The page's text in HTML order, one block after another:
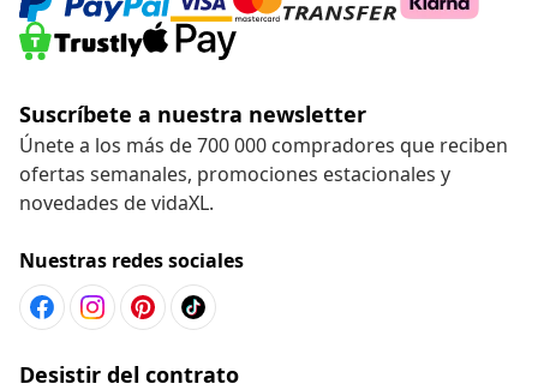
Suscríbete a nuestra newsletter
Únete a los más de 700 000 compradores que reciben
ofertas semanales, promociones estacionales y
novedades de vidaXL.
Nuestras redes sociales
Desistir del contrato